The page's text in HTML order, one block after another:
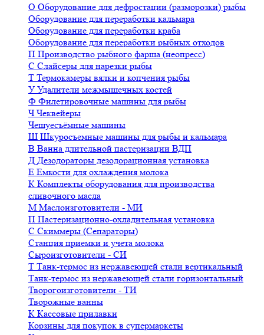
О Оборудование для дефростации (разморозки) рыбы
Оборудование для переработки кальмара
Оборудование для переработки краба
Оборудование для переработки рыбных отходов
П Производство рыбного фарша (неопресс)
С Слайсеры для нарезки рыбы
Т Термокамеры вялки и копчения рыбы
У Удалители межмышечных костей
Ф Филетировочные машины для рыбы
ЧЧеквейеры
Чешуесъёмные машины
Ш Шкуросъемные машины для рыбы и кальмара
В Ванна длительной пастеризации ВДП
Д Дезодораторы дезодорационная установка
Е Емкости для охлаждения молока
К Комплекты оборудования для производства
сливочного масла
М Маслоизготовители - МИ
П Пастеризационно-охладительная установка
С Скиммеры (Сепараторы)
Станция приемки и учета молока
Сыроизготовители - СИ
Т Танк-термос из нержавеющей стали вертикальный
Танк-термос из нержавеющей стали горизонтальный
Творогоизготовители - ТИ
Творожные ванны
К Кассовые прилавки
Корзины для покупок в супермаркеты